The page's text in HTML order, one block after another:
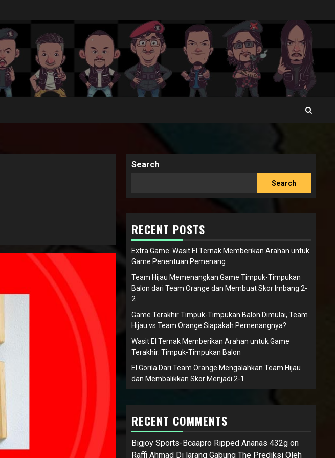
Search
Search
RECENT POSTS
Extra Game: Wasit El Ternak Memberikan Arahan untuk
Game Penentuan Pemenang
Team Hijau Memenangkan Game Timpuk-Timpukan
Balon dari Team Orange dan Membuat Skor Imbang 2-
2
Game Terakhir Timpuk-Timpukan Balon Dimulai, Team
Hijau vs Team Orange Siapakah Pemenangnya?
Wasit El Ternak Memberikan Arahan untuk Game
Terakhir: Timpuk-Timpukan Balon
El Gorila Dari Team Orange Mengalahkan Team Hijau
dan Membalikkan Skor Menjadi 2-1
RECENT COMMENTS
Bigjoy Sports-Bcaapro Ripped Ananas 432g on
Raffi Ahmad Di larang Gabung The Prediksi Oleh